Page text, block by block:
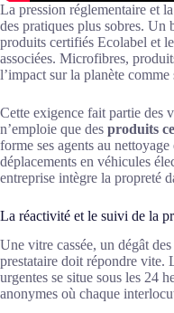
La pression réglementaire et
des pratiques plus sobres. Un
produits certifiés Ecolabel et
associées. Microfibres,
l’impact sur la planète comme
Cette exigence fait partie des
n’emploie que des produits
forme ses agents au nettoyage
déplacements en véhicules
entreprise intègre la propreté
La réactivité et le suivi de la
Une vitre cassée, un dégât
prestataire doit répondre vite.
urgentes se situe sous les 24
anonymes où chaque